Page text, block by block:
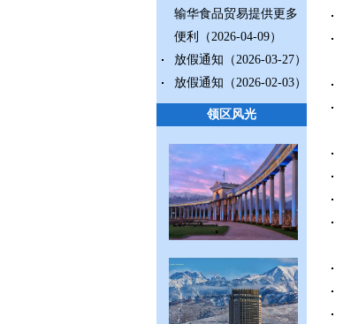
输华食品贸易提供更多
便利
（2026-04-09）
放假通知 （2026-03-27）
放假通知 （2026-02-03）
领区风光